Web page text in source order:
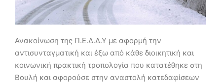
Ανακοίνωση της Π.Ε.Δ.Δ.Υ με αφορμή την
αντισυνταγματική και έξω από κάθε διοικητική και
κοινωνική πρακτική τροπολογία που κατατέθηκε στη
Βουλή και αφορούσε στην αναστολή κατεδαφίσεων